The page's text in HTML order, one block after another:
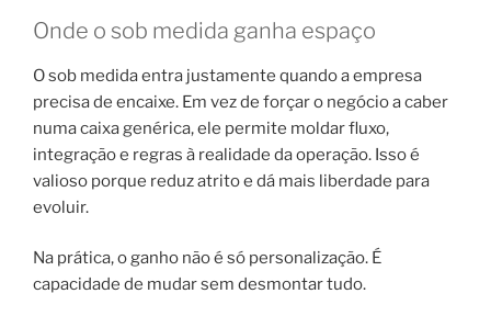
Onde o sob medida ganha espaço
O sob medida entra justamente quando a empresa
precisa de encaixe. Em vez de forçar o negócio a caber
numa caixa genérica, ele permite moldar fluxo,
integração e regras à realidade da operação. Isso é
valioso porque reduz atrito e dá mais liberdade para
evoluir.
Na prática, o ganho não é só personalização. É
capacidade de mudar sem desmontar tudo.